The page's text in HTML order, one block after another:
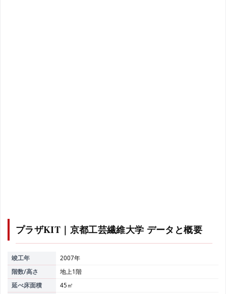
プラザKIT｜京都工芸繊維大学 データと概要
竣工年
2007年
階数/高さ
地上1階
延べ床面積
45㎡